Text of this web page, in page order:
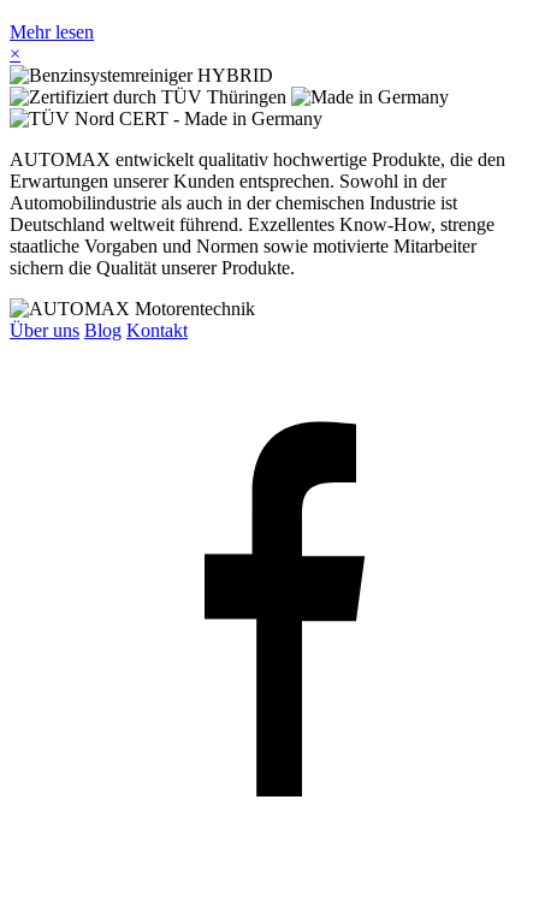
Mehr lesen
×
AUTOMAX entwickelt qualitativ hochwertige Produkte, die den
Erwartungen unserer Kunden entsprechen. Sowohl in der
Automobilindustrie als auch in der chemischen Industrie ist
Deutschland weltweit führend. Exzellentes Know-How, strenge
staatliche Vorgaben und Normen sowie motivierte Mitarbeiter
sichern die Qualität unserer Produkte.
Über uns Blog Kontakt